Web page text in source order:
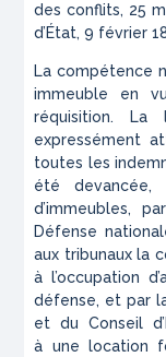
des conflits, 25
d’État, 9 février
La compétence
immeuble
en
réquisition. La
expressément
toutes les
été
d’immeubles,
Défense
aux tribunaux la
à l’occupation
défense, et par
et du Conseil
à une location